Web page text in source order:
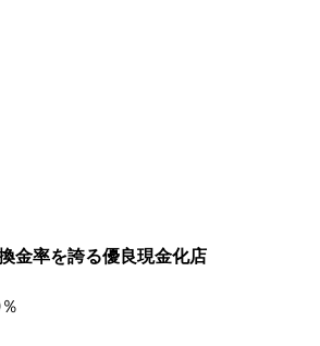
金率を誇る優良現金化店